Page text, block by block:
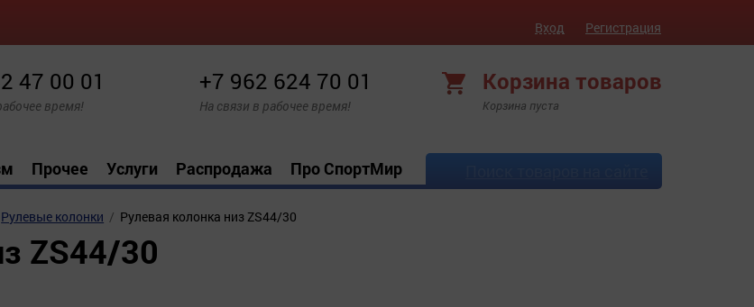
Вход Регистрация
47 00 01
время!
+7 962 624 70 01
На связи в рабочее время!
Корзина товаров
Корзина пуста
Прочее Услуги Распродажа Про СпортМир
Рулевые колонки Рулевая колонка низ ZS44/30
ZS44/30